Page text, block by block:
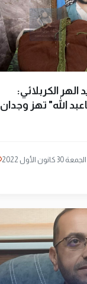
الكربلائي:
الله" تهز وجدان
الجمعة 30 كانون الأول 2022